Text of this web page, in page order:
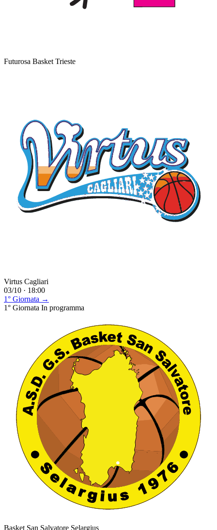
Futurosa Basket Trieste
Virtus Cagliari
03/10 · 18:00
1° Giornata →
1° Giornata In programma
Basket San Salvatore Selargius